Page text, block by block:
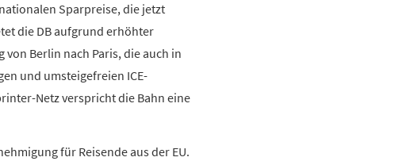
Sparpreise, die jetzt
die DB aufgrund erhöhter
Berlin nach Paris, die auch in
und umsteigefreien ICE-
Netz verspricht die Bahn eine
für Reisende aus der EU.